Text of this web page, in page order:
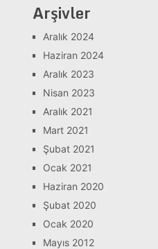
Arşivler
Aralık 2024
Haziran 2024
Aralık 2023
Nisan 2023
Aralık 2021
Mart 2021
Şubat 2021
Ocak 2021
Haziran 2020
Şubat 2020
Ocak 2020
Mayıs 2012